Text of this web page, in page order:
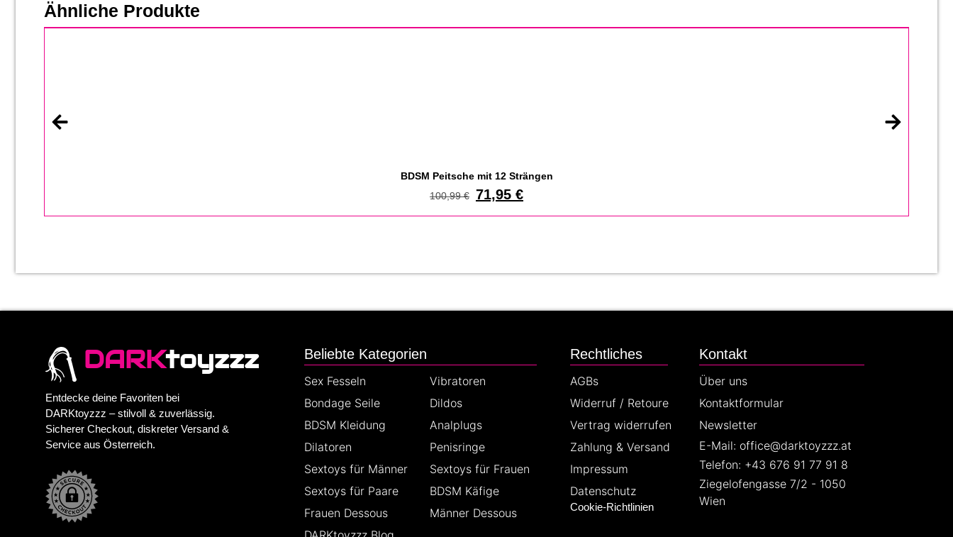
Ähnliche Produkte
BDSM Peitsche mit 12 Strängen
100,99€ 71,95 €
DARKtoyzzz
Entdecke deine Favoriten bei
DARKtoyzzz – stilvoll & zuverlässig.
Sicherer Checkout, diskreter Versand &
Service aus Österreich.
Beliebte Kategorien
Sex Fesseln
Bondage Seile
BDSM Kleidung
Dilatoren
Sextoys für Männer
Sextoys für Paare
Frauen Dessous
Vibratoren
Dildos
Analplugs
Penisringe
Sextoys für Frauen
BDSM Käfige
Männer Dessous
Rechtliches
AGBs
Widerruf / Retoure
Vertrag widerrufen
Zahlung & Versand
Impressum
Datenschutz
Cookie-Richtlinien
Kontakt
Über uns
Kontaktformular
Newsletter
E-Mail: office@darktoyzzz.at
Telefon: +43 676 91 77 91 8
Ziegelofengasse 7/2 - 1050
Wien